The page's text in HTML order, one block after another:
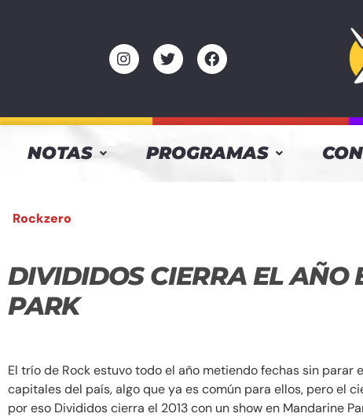
NOTAS PROGRAMAS
Rockzero
DIVIDIDOS CIERRA EL AÑO
PARK
El trío de Rock estuvo todo el año metiendo fechas sin
capitales del país, algo que ya es común para ellos, pero el
por eso Divididos cierra el 2013 con un show en Mandarine